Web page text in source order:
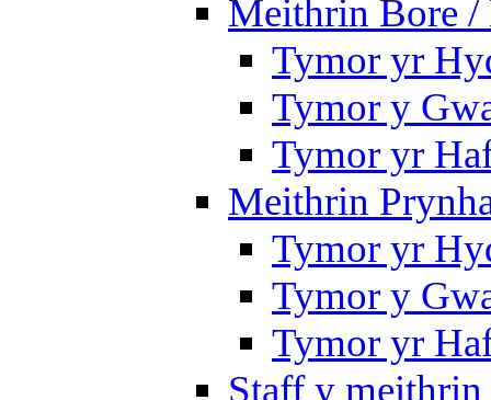
Meithrin Bore
Tymor yr
Tymor y
Tymor yr
Meithrin
Tymor yr
Tymor y
Tymor yr
Staff y